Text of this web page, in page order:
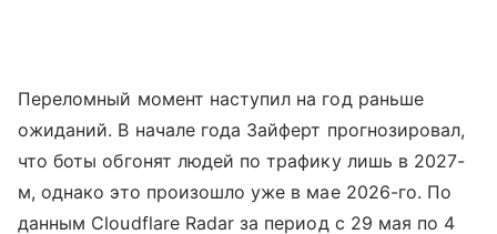
Переломный момент наступил на год раньше
ожиданий. В начале года Зайферт прогнозировал,
что боты обгонят людей по трафику лишь в 2027-
м, однако это произошло уже в мае 2026-го. По
данным Cloudflare Radar за период с 29 мая по 4